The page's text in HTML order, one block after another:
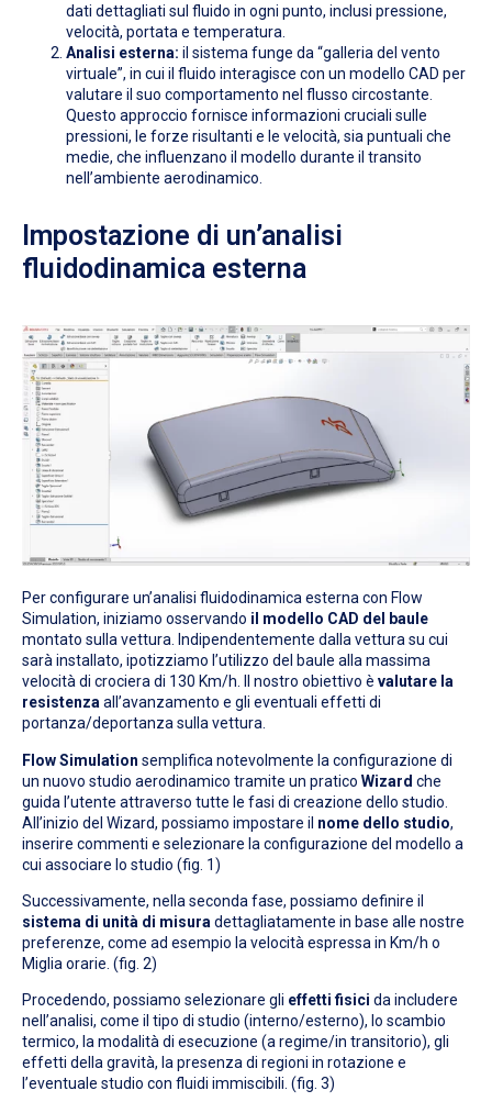
dati dettagliati sul fluido in ogni punto, inclusi pressione,
velocità, portata e temperatura.
Analisi esterna: il sistema funge da “galleria del vento
virtuale”, in cui il fluido interagisce con un modello CAD per
valutare il suo comportamento nel flusso circostante.
Questo approccio fornisce informazioni cruciali sulle
pressioni, le forze risultanti e le velocità, sia puntuali che
medie, che influenzano il modello durante il transito
nell’ambiente aerodinamico.
Impostazione di un’analisi
fluidodinamica esterna
Per configurare un’analisi fluidodinamica esterna con Flow
Simulation, iniziamo osservando il modello CAD del baule
montato sulla vettura. Indipendentemente dalla vettura su cui
sarà installato, ipotizziamo l’utilizzo del baule alla massima
velocità di crociera di 130 Km/h. Il nostro obiettivo è valutare la
resistenza all’avanzamento e gli eventuali effetti di
portanza/deportanza sulla vettura.
Flow Simulation semplifica notevolmente la configurazione di
un nuovo studio aerodinamico tramite un pratico Wizard che
guida l’utente attraverso tutte le fasi di creazione dello studio.
All’inizio del Wizard, possiamo impostare il nome dello studio,
inserire commenti e selezionare la configurazione del modello a
cui associare lo studio (fig. 1)
Successivamente, nella seconda fase, possiamo definire il
sistema di unità di misura dettagliatamente in base alle nostre
preferenze, come ad esempio la velocità espressa in Km/h o
Miglia orarie. (fig. 2)
Procedendo, possiamo selezionare gli effetti fisici da includere
nell’analisi, come il tipo di studio (interno/esterno), lo scambio
termico, la modalità di esecuzione (a regime/in transitorio), gli
effetti della gravità, la presenza di regioni in rotazione e
l’eventuale studio con fluidi immiscibili. (fig. 3)